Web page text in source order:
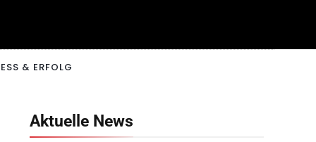
& ERFOLG
Aktuelle News